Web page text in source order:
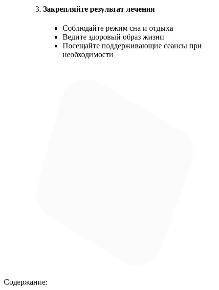
Закрепляйте результат лечения
Соблюдайте режим сна и отдыха
Ведите здоровый образ жизни
Посещайте поддерживающие сеансы при
необходимости
Содержание: